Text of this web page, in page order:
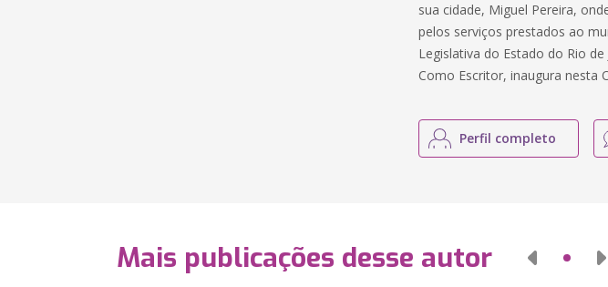
sua cidade, Miguel Pereira,
pelos serviços prestados ao
Legislativa do Estado do Rio de
Como Escritor, inaugura nesta
Perfil completo
Mais publicações desse autor